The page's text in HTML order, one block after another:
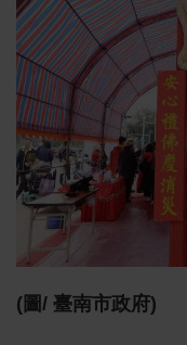
(圖/ 臺南市政府)